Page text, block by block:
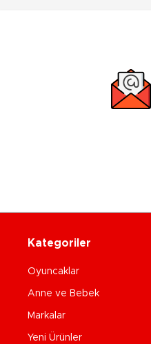
Kategoriler
Oyuncaklar
Anne ve Bebek
Markalar
Yeni Ürünler